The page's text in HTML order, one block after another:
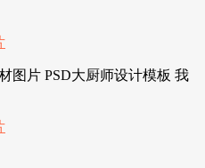
图片 PSD大厨师设计模板 我